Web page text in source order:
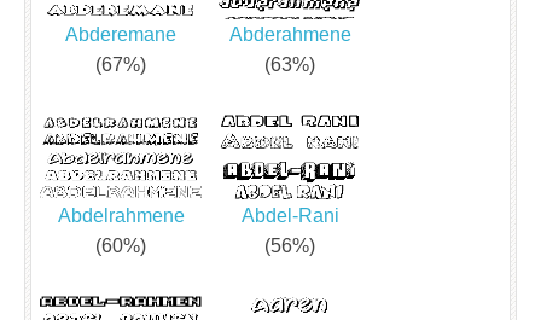
Abderemane
(67%)
Abderahmene
(63%)
Abdelrahmene
(60%)
Abdel-Rani
(56%)